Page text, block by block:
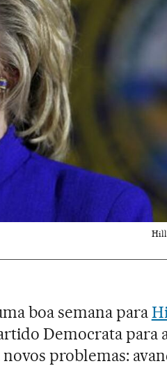
boa semana para
Democrata para
problemas: